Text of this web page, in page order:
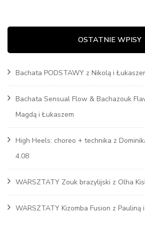
OSTATNIE WPISY
Bachata PODSTAWY z Nikolą i
Bachata Sensual Flow & Bachazouk
Magdą i Łukaszem
High Heels: choreo + technika z
4.08
WARSZTATY Zouk brazylijski z Olha
WARSZTATY Kizomba Fusion z Pauliną